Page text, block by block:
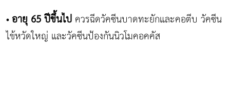
•อายุ 65 ปีขึ้นไป ควรฉีดวัคซีนบาดทะยักและคอตีบ วัคซีน
ไข้หวัดใหญ่ และวัคซีนป้องกันนิวโมคอคคัส